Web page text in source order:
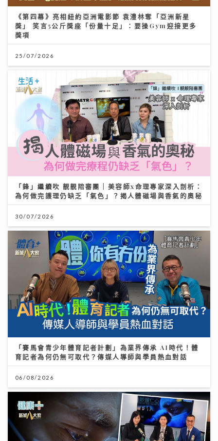
《第四幕》亮相紐約亞洲電影節 袁澧林奪「亞洲新星
獎」 笑言5公斤獎座「份量十足」：要操Gym迎接更多
獎項
25/07/2026
「鋒」繼續吹 靚靚陪審團 | 美容師x命理專家深入剖析：
為何做完護理仍缺乏「氣色」？揭人體磁場與香氣的奧秘
30/07/2026
「賽馬會青少年體育記者計劃」為業界傳承 AI時代！體
育記者為何仍無可取代？傳媒人導師與學員熱血對話
06/08/2026